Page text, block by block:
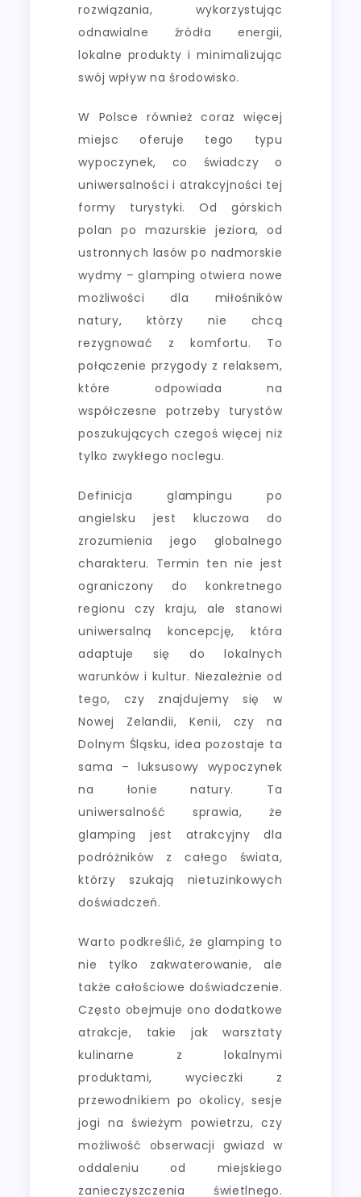
rozwiązania, wykorzystując
odnawialne źródła energii,
lokalne produkty i minimalizując
swój wpływ na środowisko.
W Polsce również coraz więcej
miejsc oferuje tego typu
wypoczynek, co świadczy o
uniwersalności i atrakcyjności tej
formy turystyki. Od górskich
polan po mazurskie jeziora, od
ustronnych lasów po nadmorskie
wydmy – glamping otwiera nowe
możliwości dla miłośników
natury, którzy nie chcą
rezygnować z komfortu. To
połączenie przygody z relaksem,
które odpowiada na
współczesne potrzeby turystów
poszukujących czegoś więcej niż
tylko zwykłego noclegu.
Definicja glampingu po
angielsku jest kluczowa do
zrozumienia jego globalnego
charakteru. Termin ten nie jest
ograniczony do konkretnego
regionu czy kraju, ale stanowi
uniwersalną koncepcję, która
adaptuje się do lokalnych
warunków i kultur. Niezależnie od
tego, czy znajdujemy się w
Nowej Zelandii, Kenii, czy na
Dolnym Śląsku, idea pozostaje ta
sama – luksusowy wypoczynek
na łonie natury. Ta
uniwersalność sprawia, że
glamping jest atrakcyjny dla
podróżników z całego świata,
którzy szukają nietuzinkowych
doświadczeń.
Warto podkreślić, że glamping to
nie tylko zakwaterowanie, ale
także całościowe doświadczenie.
Często obejmuje ono dodatkowe
atrakcje, takie jak warsztaty
kulinarne z lokalnymi
produktami, wycieczki z
przewodnikiem po okolicy, sesje
jogi na świeżym powietrzu, czy
możliwość obserwacji gwiazd w
oddaleniu od miejskiego
zanieczyszczenia świetlnego.